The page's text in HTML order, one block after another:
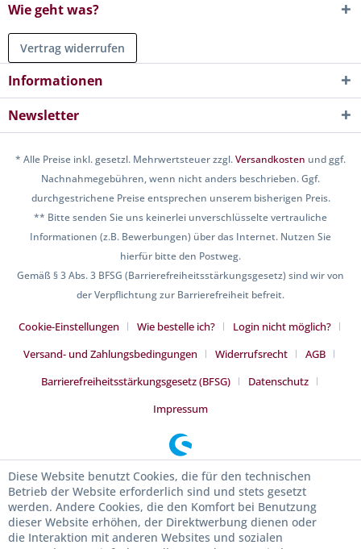
Wie geht was?
Vertrag widerrufen
Informationen
Newsletter
* Alle Preise inkl. gesetzl. Mehrwertsteuer zzgl.Versandkosten und ggf.
Nachnahmegebühren, wenn nicht anders beschrieben. Ggf.
durchgestrichene Preise entsprechen unserem bisherigen Preis.
** Bitte senden Sie uns keinerlei unverschlüsselte vertrauliche
Informationen (z.B. Bewerbungen) über das Internet. Nutzen Sie
hierfür bitte den Postweg.
Gemäß § 3 Abs. 3 BFSG (Barrierefreiheitsstärkungsgesetz) sind wir von
der Verpflichtung zur Barrierefreiheit befreit.
Cookie-Einstellungen Wie bestelle ich?
Login nicht möglich?
Versand- und Zahlungsbedingungen
Widerrufsrecht
AGB
Barrierefreiheitsstärkungsgesetz (BFSG)
Datenschutz
Impressum
Diese Website benutzt Cookies, die für den technischen
Betrieb der Website erforderlich sind und stets gesetzt
werden. Andere Cookies, die den Komfort bei Benutzung
dieser Website erhöhen, der Direktwerbung dienen oder
die Interaktion mit anderen Websites und sozialen